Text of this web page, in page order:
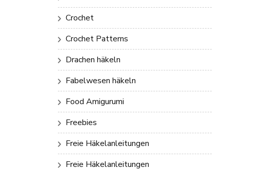
Crochet
Crochet Patterns
Drachen häkeln
Fabelwesen häkeln
Food Amigurumi
Freebies
Freie Häkelanleitungen
Freie Häkelanleitungen